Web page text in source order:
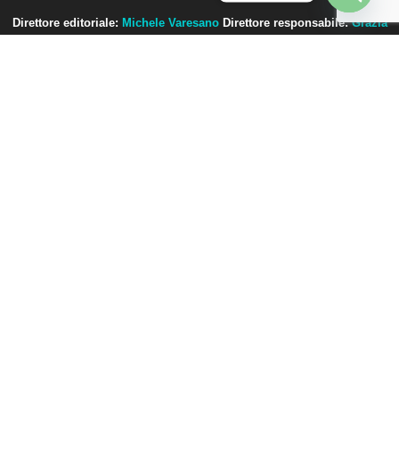
Direttore editoriale: Michele Varesano Direttore responsabile:Grazia
O